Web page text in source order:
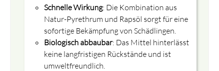
Schnelle Wirkung: Die Kombination aus
Natur-Pyrethrum und Rapsöl sorgt für eine
sofortige Bekämpfung von Schädlingen.
Biologisch abbaubar: Das Mittel hinterlässt
keine langfristigen Rückstände und ist
umweltfreundlich.